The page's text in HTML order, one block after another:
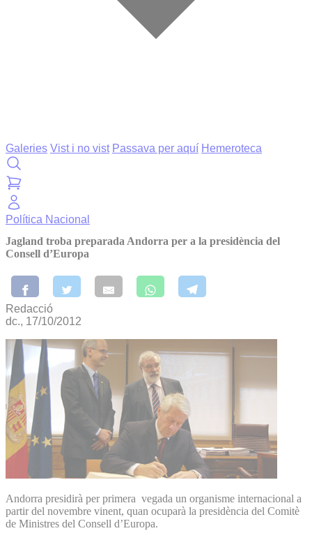
Galeries Vist i no vist Passava per aquí Hemeroteca
Política Nacional
Jagland troba preparada Andorra per a la presidència del
Consell d’Europa
Redacció
dc., 17/10/2012
Andorra presidirà per primera vegada un organisme internacional a
partir del novembre vinent, quan ocuparà la presidència del Comitè
de Ministres del Consell d’Europa.